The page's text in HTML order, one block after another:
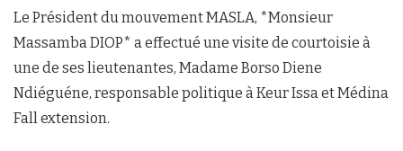
Le Président du mouvement MASLA, *Monsieur
Massamba DIOP* a effectué une visite de courtoisie à
une de ses lieutenantes, Madame Borso Diene
Ndiéguéne, responsable politique à Keur Issa et Médina
Fall extension.